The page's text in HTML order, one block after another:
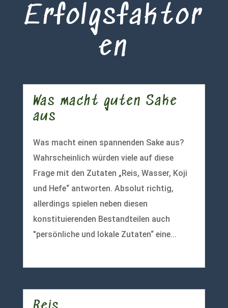
Erfolgsfaktor
en
Was macht guten Sake
aus
Was macht einen spannenden Sake aus?
Wahrscheinlich würden viele auf diese
Frage mit den Zutaten „Reis, Wasser, Koji
und Hefe“ antworten. Absolut richtig,
allerdings spielen neben diesen
konstituierenden Bestandteilen auch
"persönliche und lokale Zutaten“ eine...